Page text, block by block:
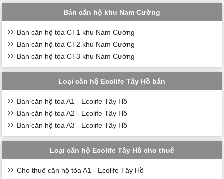
Bán căn hộ khu Nam Cường
Bán căn hộ tòa CT1 khu Nam Cường
Bán căn hộ tòa CT2 khu Nam Cường
Bán căn hộ tòa CT3 khu Nam Cường
Loại căn hộ Ecolife Tây Hồ bán
Bán căn hộ tòa A1 - Ecolife Tây Hồ
Bán căn hộ tòa A2 - Ecolife Tây Hồ
Bán căn hộ tòa A3 - Ecolife Tây Hồ
Loại căn hộ Ecolife Tây Hồ cho thuê
Cho thuê căn hộ tòa A1 - Ecolife Tây Hồ